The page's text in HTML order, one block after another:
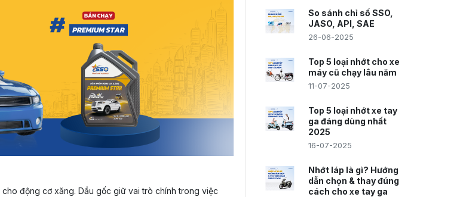
động cơ xăng. Dầu gốc giữ vai trò chính trong việc
So sánh chỉ số SSO,
JASO, API, SAE
26-06-2025
Top 5 loại nhớt cho xe
máy cũ chạy lâu năm
11-07-2025
Top 5 loại nhớt xe tay
ga đáng dùng nhất
2025
16-07-2025
Nhớt láp là gì? Hướng
dẫn chọn & thay đúng
cách cho xe tay ga